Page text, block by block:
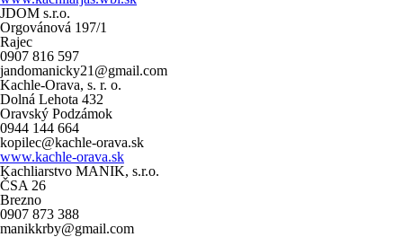
JDOM s.r.o.
Orgovánová 197/1
Rajec
0907 816 597
jandomanicky21@gmail.com
Kachle-Orava, s. r. o.
Dolná Lehota 432
Oravský Podzámok
0944 144 664
kopilec@kachle-orava.sk
www.kachle-orava.sk
Kachliarstvo MANIK, s.r.o.
ČSA 26
Brezno
0907 873 388
manikkrby@gmail.com